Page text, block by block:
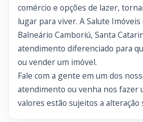
comércio e opções de lazer,
lugar para viver. A Salute Imóveis
Balneário Camboriú, Santa
atendimento diferenciado para
ou vender um imóvel.
Fale com a gente em um dos
atendimento ou venha nos fazer
valores estão sujeitos a alteração